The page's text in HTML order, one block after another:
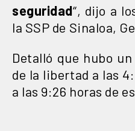
seguridad“, dijo a
la SSP de Sinaloa,
Detalló que hubo
de la libertad a las
a las 9:26 horas de